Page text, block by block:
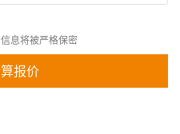
息将被严格保密